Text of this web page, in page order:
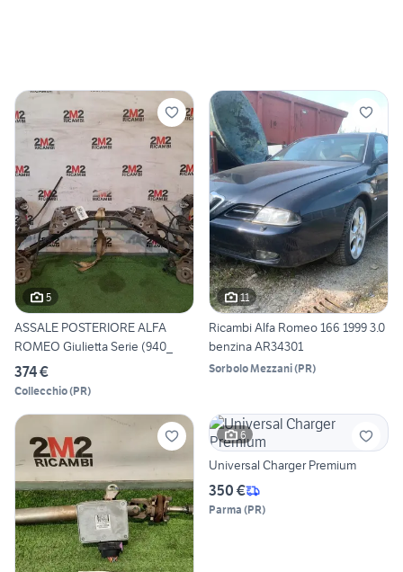
5
ASSALE POSTERIORE ALFA
ROMEO Giulietta Serie (940_
374 €
Collecchio(PR)
11
Ricambi Alfa Romeo 166 1999 3.0
benzina AR34301
Sorbolo Mezzani(PR)
6
Universal Charger Premium
350 €
Parma (PR)